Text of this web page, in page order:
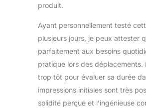
parent
【
la
votre
produit.
Ayant personnellement testé
plusieurs jours, je peux attester
parfaitement aux besoins
pratique lors des déplacements.
trop tôt pour évaluer sa durée
impressions initiales sont très
solidité perçue et l’ingénieuse